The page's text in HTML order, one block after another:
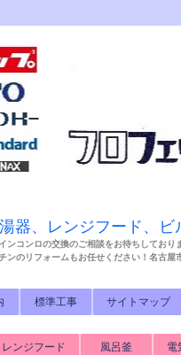
器、レンジフード、
コンロの交換のご相談をお待ちしてお
ンのリフォームもお任せください！名古
標準工事 サイトマップ
レンジフード 風呂釜 電